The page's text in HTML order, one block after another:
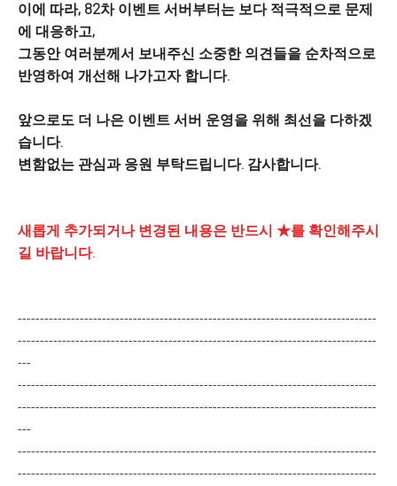
이에 따라, 82차 이벤트 서버부터는 보다 적극적으로 문제
에 대응하고,
그동안 여러분께서 보내주신 소중한 의견들을 순차적으로
반영하여 개선해 나가고자 합니다.
앞으로도 더 나은 이벤트 서버 운영을 위해 최선을 다하겠
습니다.
변함없는 관심과 응원 부탁드립니다. 감사합니다.
새롭게 추가되거나 변경된 내용은 반드시 ★를 확인해주시
길 바랍니다.
---------------------------------------------------------------------------------
---------------------------------------------------------------------------------
---
---------------------------------------------------------------------------------
---------------------------------------------------------------------------------
---
---------------------------------------------------------------------------------
---------------------------------------------------------------------------------